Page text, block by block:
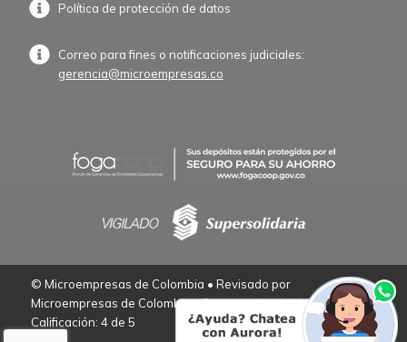
Política de protección de datos
Correo para fines o notificaciones judiciales:
gerencia@microempresas.co
© Microempresas de Colombia • Revisado por
Microempresas de Colombia – Empresarios de Verdad.
Calificación: 4 de 5